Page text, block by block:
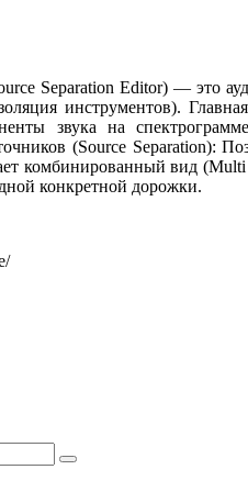
Separation Editor) — это
инструментов).
звука на
(Source Separation):
комбинированный вид (Multi
конкретной дорожки.